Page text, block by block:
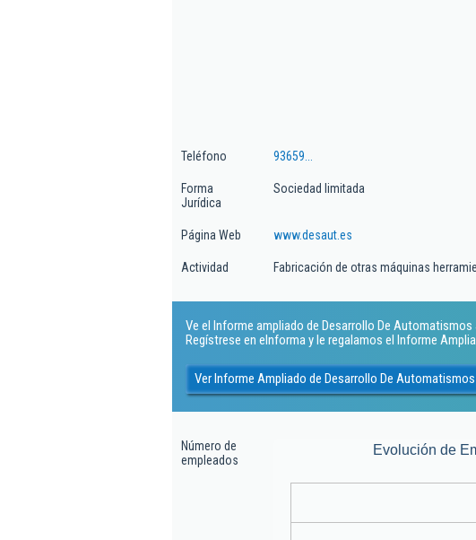
Teléfono 93659...
Forma
Jurídica
Sociedad limitada
Página Web www.desaut.es
Actividad Fabricación de otras máquinas
Ve el Informe ampliado de Desarrollo De Automatismos
Regístrese en eInforma y le regalamos el Informe
Ver Informe Ampliado de Desarrollo De
Número de
empleados
Evolución de